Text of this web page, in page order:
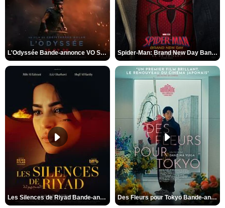
L'Odyssée Bande-annonce VO STFR Spider-Man: Brand New Day Bande-annonce VO STFR
Les Silences de Riyad Bande-annonce VO STFR Des Fleurs pour Tokyo Bande-annonce VO STFR